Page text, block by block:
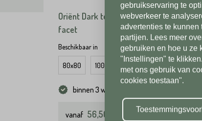
Oriënt Dark tegel 3 cm gezoet met
facet
Beschikbaar in
80x80 100x100
binnen 3 werkdagen
vanaf 56,50
gebruikservaring te
webverkeer te
advertenties te kunnen
partijen. Lees meer
gebruiken en hoe u ze
"Instellingen" te
met ons gebruik van
cookies toestaan".